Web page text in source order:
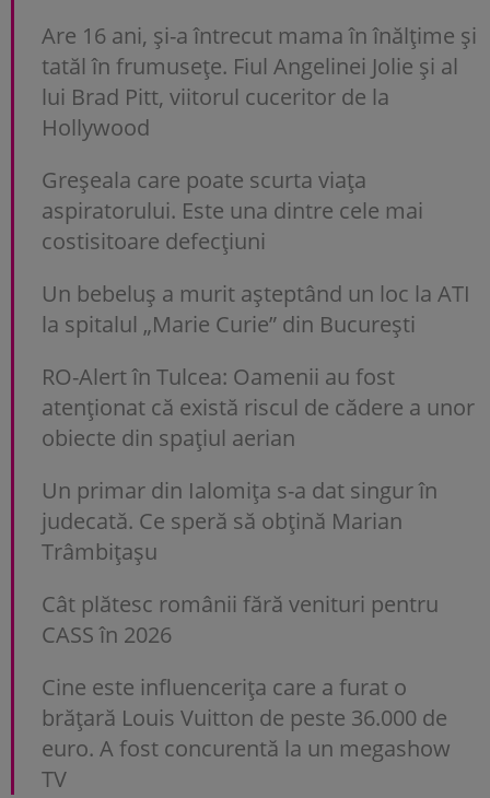
Are 16 ani, și-a întrecut mama în înălțime și
tatăl în frumusețe. Fiul Angelinei Jolie și al
lui Brad Pitt, viitorul cuceritor de la
Hollywood
Greșeala care poate scurta viața
aspiratorului. Este una dintre cele mai
costisitoare defecțiuni
Un bebeluș a murit așteptând un loc la ATI
la spitalul „Marie Curie” din București
RO-Alert în Tulcea: Oamenii au fost
atenționat că există riscul de cădere a unor
obiecte din spațiul aerian
Un primar din Ialomița s-a dat singur în
judecată. Ce speră să obțină Marian
Trâmbițașu
Cât plătesc românii fără venituri pentru
CASS în 2026
Cine este influencerița care a furat o
brățară Louis Vuitton de peste 36.000 de
euro. A fost concurentă la un megashow
TV